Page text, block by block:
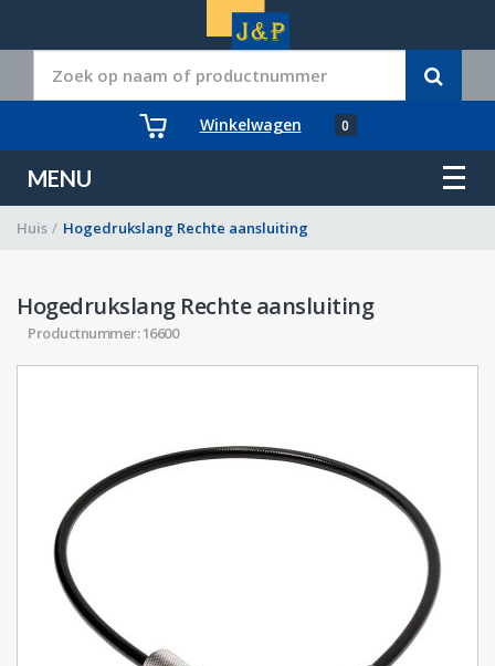
Winkelwagen 0
MENU
Huis / Hogedrukslang Rechte aansluiting
Hogedrukslang Rechte aansluiting
Productnummer: 16600